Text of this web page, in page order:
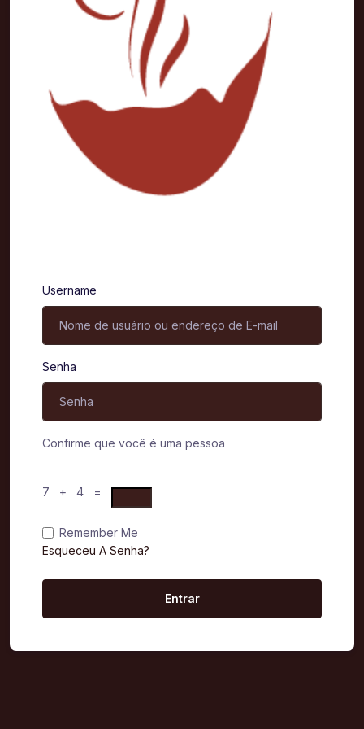
Username
Senha
Confirme que você é uma pessoa
7 + 4 =
Remember Me
Esqueceu A Senha?
Entrar